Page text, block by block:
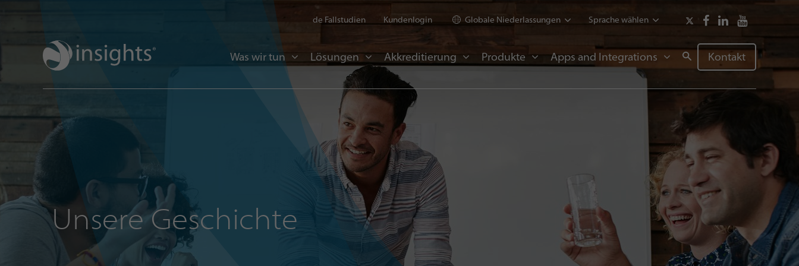
de Fallstudien Kundenlogin Globale Niederlassungen Sprache wählen
Was wir tun Lösungen Akkreditierung Produkte Apps and Integrations Kontakt
Unsere Geschichte